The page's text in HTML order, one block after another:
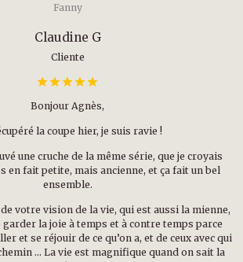
Fanny
Claudine G
Cliente
Bonjour Agnès,
la coupe hier, je suis ravie !
une cruche de la même série, que je croyais
en fait petite, mais ancienne, et ça fait un bel
ensemble.
votre vision de la vie, qui est aussi la mienne,
garder la joie à temps et à contre temps parce
et se réjouir de ce qu’on a, et de ceux avec qui
… La vie est magnifique quand on sait la